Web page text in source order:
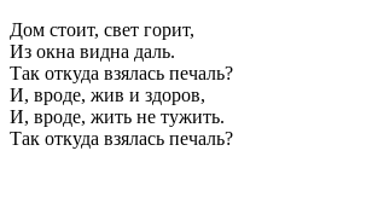
Дом стоит, свет горит,
Из окна видна даль.
Так откуда взялась печаль?
И, вроде, жив и здоров,
И, вроде, жить не тужить.
Так откуда взялась печаль?